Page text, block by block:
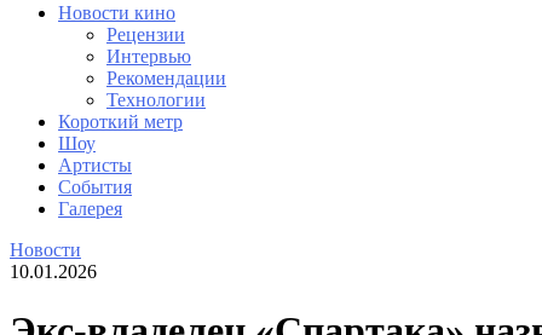
Новости кино
Рецензии
Интервью
Рекомендации
Технологии
Короткий метр
Шоу
Артисты
События
Галерея
Новости
10.01.2026